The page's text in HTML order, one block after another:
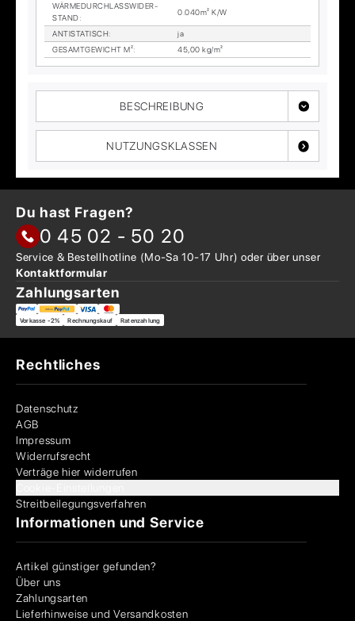
WÄR­ME­DURCH­LASS­WI­DER­
STAND:
0.040m² K/W
AN­TI­STA­TISCH:
ja
GE­SAMT­GE­WICHT M²: 45,00 kg/m²
BESCHREIBUNG
NUTZUNGSKLASSEN
Du hast Fragen?
0 45 02 - 50 20
Service & Bestellhotline (Mo-Sa 10-17 Uhr) oder überunser
Kontaktformular
Zahlungsarten
Vorkasse -2% Rechnungskauf Ratenzahlung
Rechtliches
Datenschutz
AGB
Impressum
Widerrufsrecht
Verträge hier widerrufen
Streitbeilegungsverfahren
Informationen und Service
Artikel günstiger gefunden?
Über uns
Zahlungsarten
Lieferhinweise und Versandkosten